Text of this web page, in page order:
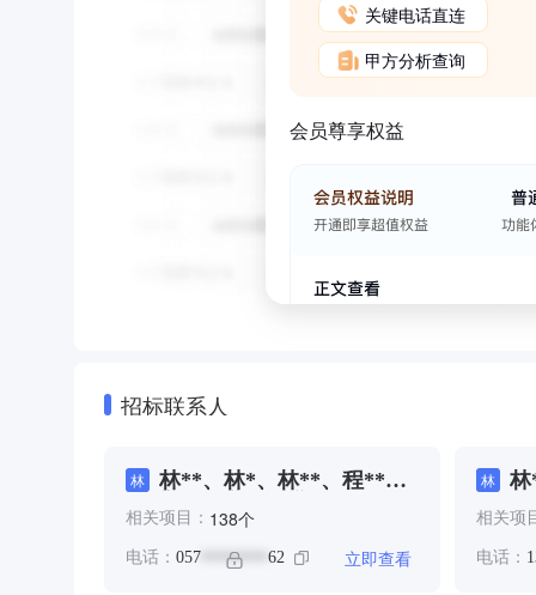
关键电话直连
甲方分析查询
会员尊享权益
招标联系人
林
林**、林*、林**、程**、
相关项目： 138个
电话： 057 ******** 62 立即查看
林
相关项
电话：